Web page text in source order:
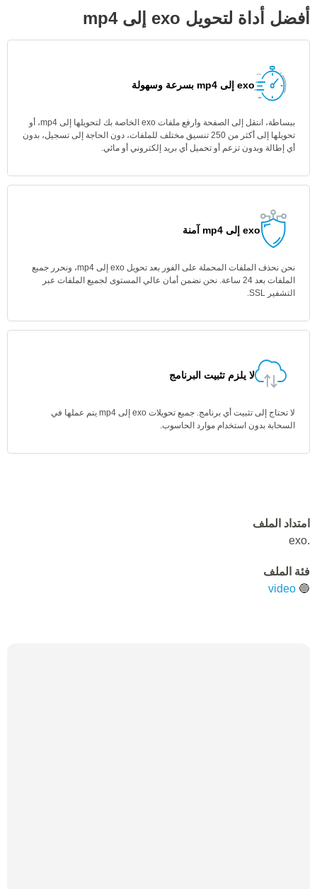
أفضل أداة لتحويل exo إلى mp4
exo إلى mp4 بسرعة وسهولة
ببساطة، انتقل إلى الصفحة وارفع ملفات exo الخاصة بك لتحويلها إلى mp4، أو
تحويلها إلى أكثر من 250 تنسيق مختلف للملفات، دون الحاجة إلى تسجيل، بدون
أي إطالة وبدون تزعم أو تحميل أي بريد إلكتروني أو مائي.
exo إلى mp4 آمنة
نحن نحذف الملفات المحملة على الفور بعد تحويل exo إلى mp4، ونحرر جميع
الملفات بعد 24 ساعة. نحن نضمن أمان عالي المستوى لجميع الملفات عبر
التشفير SSL.
لا يلزم تثبيت البرنامج
لا تحتاج إلى تثبيت أي برنامج. جميع تحويلات exo إلى mp4 يتم عملها في
السحابة بدون استخدام موارد الحاسوب.
امتداد الملف
.exo
فئة الملف
🔵
video